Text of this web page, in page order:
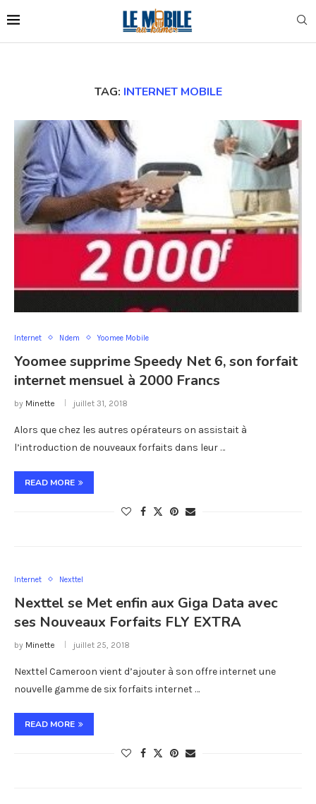
TAG: INTERNET MOBILE
Internet Ndem Yoomee Mobile
Yoomee supprime Speedy Net 6, son forfait
internet mensuel à 2000 Francs
by Minette juillet 31, 2018
Alors que chez les autres opérateurs on assistait à
l’introduction de nouveaux forfaits dans leur …
READ MORE
Internet Nexttel
Nexttel se Met enfin aux Giga Data avec
ses Nouveaux Forfaits FLY EXTRA
by Minette juillet 25, 2018
Nexttel Cameroon vient d’ajouter à son offre internet une
nouvelle gamme de six forfaits internet …
READ MORE